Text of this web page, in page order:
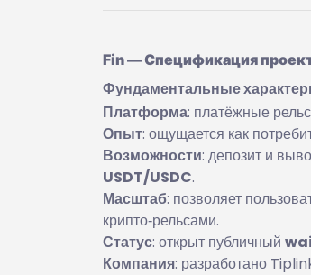
Fin — Спецификация
Фундаментальные
Платформа: платёжные
Опыт: ощущается как
Возможности: депозит и
USDT/USDC.
Масштаб: позволяет
крипто‑рельсами.
Статус: открыт публичный
Компания: разработано